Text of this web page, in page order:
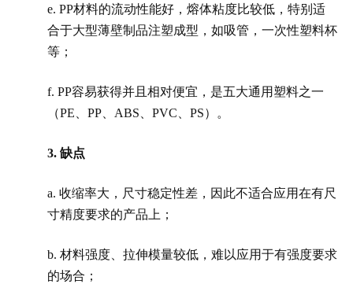
e. PP材料的流动性能好，熔体粘度比较低，特别适
合于大型薄壁制品注塑成型，如吸管，一次性塑料杯
等；
f. PP容易获得并且相对便宜，是五大通用塑料之一
（PE、PP、ABS、PVC、PS）。
3. 缺点
a. 收缩率大，尺寸稳定性差，因此不适合应用在有尺
寸精度要求的产品上；
b. 材料强度、拉伸模量较低，难以应用于有强度要求
的场合；